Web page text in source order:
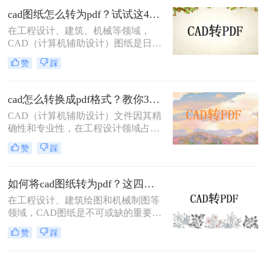
保护设计文件的完整性和版权。那么
CAD如何批量转PDF呢？本文将介绍
两种将CAD图纸批量转换为PDF的高
效方法。
cad图纸怎么转为pdf？试试这4种实用转换方法！
在工程设计、建筑、机械等领域，
CAD（计算机辅助设计）图纸是日常
工作中不可或缺的重要文件。然而，
为了更方便地分享、存档和打印这些
档格式）格式是一个明智的选择。那
么cad图纸怎么转为pdf呢？本文将详
细介绍三种将CAD图纸转换为PDF的
实用方法。
赞 踩
cad怎么转换成pdf格式？教你3个简单的转换方法！
CAD（计算机辅助设计）文件因其精
确性和专业性，在工程设计领域占据
重要地位。然而，为了便于共享、打
印和查看，有时需要将CAD文件转换
格式呢？本文将介绍三种将CAD文件
转换为PDF格式的高效方法。
赞 踩
如何将cad图纸转为pdf？这四个方法很不错！
在工程设计、建筑绘图和机械制图等
领域，CAD图纸是不可或缺的重要工
具。然而，有时我们需要将CAD图纸
转换为PDF格式，以便更好地进行分
赞 踩